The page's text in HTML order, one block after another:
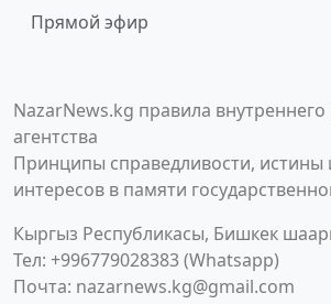
Прямой эфир
NazarNews.kg правила внутреннего
агентства
Принципы справедливости,
интересов в памяти
Кыргыз Республикасы, Бишкек
Тел: +996779028383 (Whatsapp)
Почта: nazarnews.kg@gmail.com